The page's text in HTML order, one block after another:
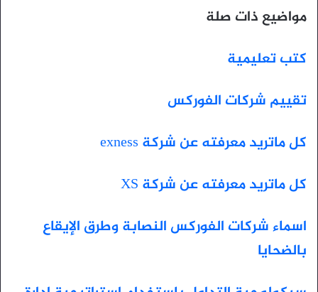
مواضيع ذات صلة
كتب تعليمية
تقييم شركات الفوركس
كل ماتريد معرفته عن شركة exness
كل ماتريد معرفته عن شركة XS
اسماء شركات الفوركس النصابة وطرق الإيقاع
بالضحايا